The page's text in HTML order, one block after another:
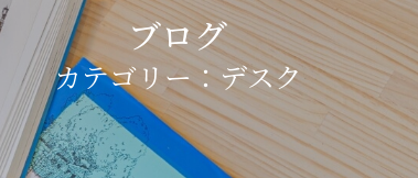
ブログ
カテゴリー：デスク